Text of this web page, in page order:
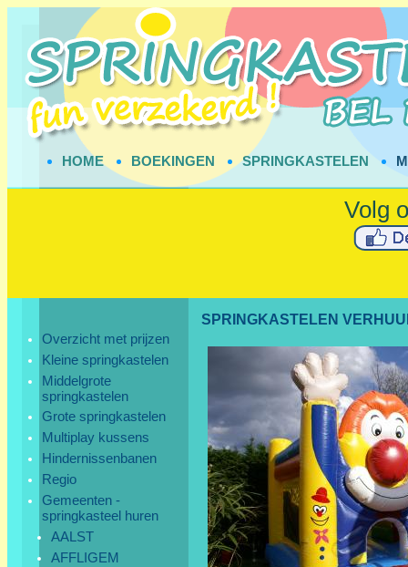
HOME BOEKINGEN SPRINGKASTELEN
Overzicht met prijzen
Kleine springkastelen
Middelgrote
springkastelen
Grote springkastelen
Multiplay kussens
Hindernissenbanen
Regio
Gemeenten -
springkasteel huren
AALST
AFFLIGEM
SPRINGKASTELEN